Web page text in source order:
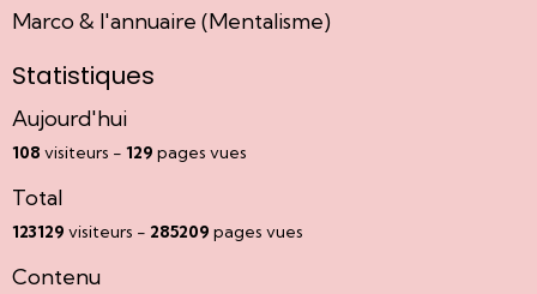
Marco & l'annuaire (Mentalisme)
Statistiques
Aujourd'hui
108 visiteurs - 129 pages vues
Total
123129 visiteurs - 285209 pages vues
Contenu